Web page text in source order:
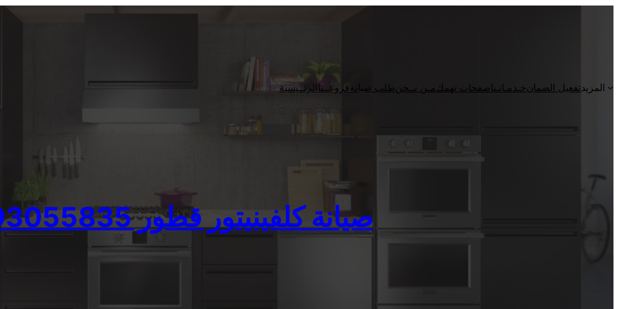
الرئــيسيةفروعــناطلب صيانةمـن نــحنصفحات تهمك خـدمـاتـناتفعيل الضمان المزيد
صيانة كلفينيتور قطور 01093055835